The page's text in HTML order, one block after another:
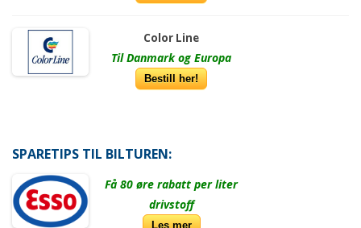
Color Line
Til Danmark og Europa
Bestill her!
SPARETIPS TIL BILTUREN:
Få 80 øre rabatt per liter
drivstoff
Les mer